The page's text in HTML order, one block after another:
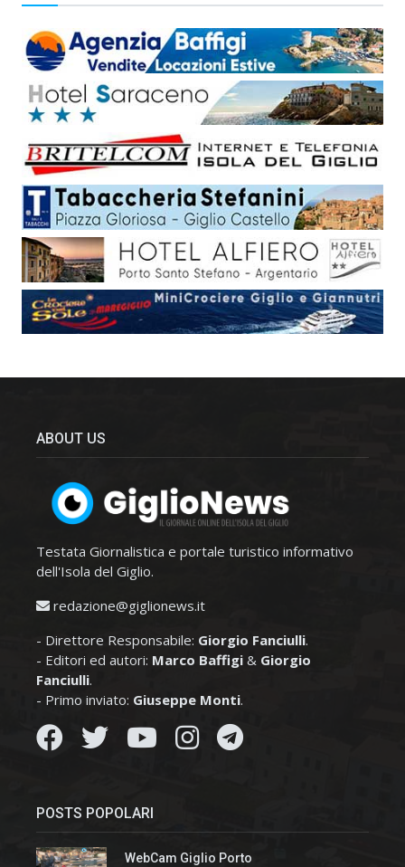
ABOUT US
Testata Giornalistica e portale turistico informativo
dell'Isola del Giglio.
redazione@giglionews.it
- Direttore Responsabile: Giorgio Fanciulli.
- Editori ed autori: Marco Baffigi & Giorgio
Fanciulli.
- Primo inviato: Giuseppe Monti.
POSTS POPOLARI
WebCam Giglio Porto